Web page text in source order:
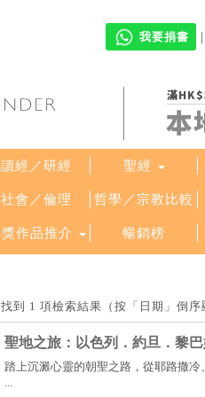
我要捐書 ｜
滿
本
讀經／研經 聖經
社會／倫理 哲學／宗教比較
作品推介 暢銷榜
到 1 項檢索結果（按「日期」倒序
聖地之旅：以色列．約旦．黎
踏上沉澱心靈的朝聖之路，從耶路撒
...